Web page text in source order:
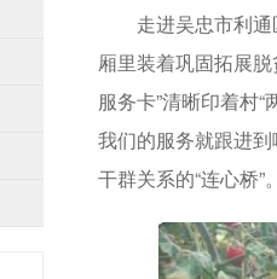
走进吴忠市利通
厢里装着巩固拓展
服务卡”清晰印着村
我们的服务就跟进
干群关系的“连心桥”